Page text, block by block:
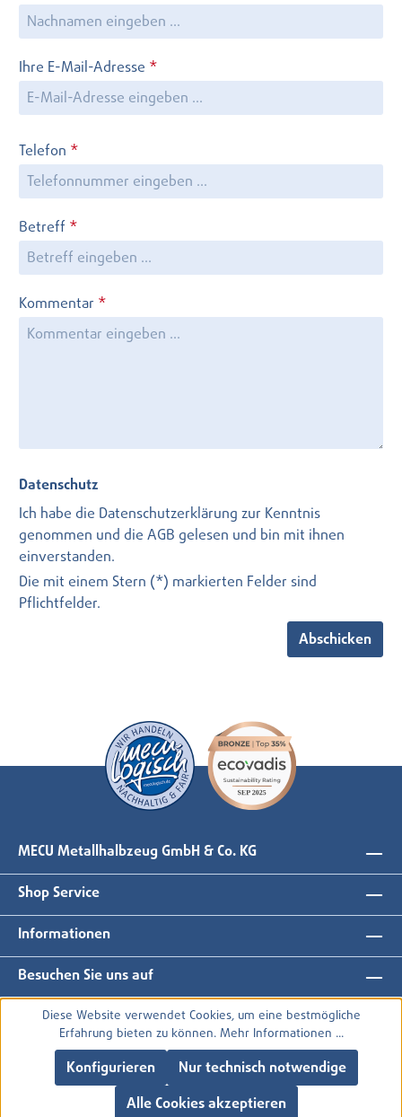
Ihre E-Mail-Adresse *
Telefon *
Betreff *
Kommentar *
Datenschutz
Ich habe die Datenschutzerklärung zur Kenntnis
genommen und die AGB gelesen und bin mit ihnen
einverstanden.
Die mit einem Stern (*) markierten Felder sind
Pflichtfelder.
Abschicken
MECU Metallhalbzeug GmbH & Co. KG
Shop Service
Informationen
Besuchen Sie uns auf
Diese Website verwendet Cookies, um eine bestmögliche
Erfahrung bieten zu können. Mehr Informationen ...
Nur technisch notwendige
Konfigurieren
Alle Cookies akzeptieren